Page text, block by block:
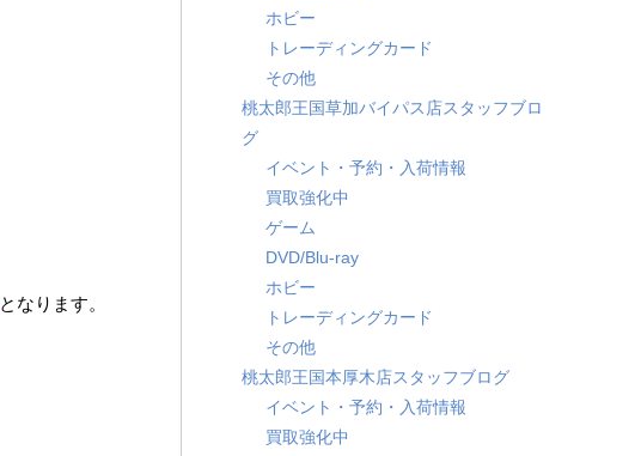
となります。
ホビー
トレーディングカード
その他
桃太郎王国草加バイパス店スタッフブロ
グ
イベント・予約・入荷情報
買取強化中
ゲーム
DVD/Blu-ray
ホビー
トレーディングカード
その他
桃太郎王国本厚木店スタッフブログ
イベント・予約・入荷情報
買取強化中